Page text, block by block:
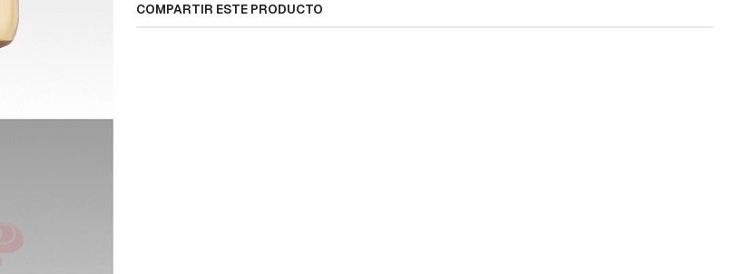
COMPARTIR ESTE PRODUCTO